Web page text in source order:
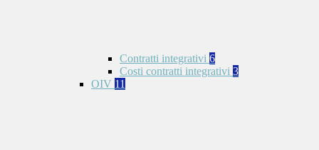
Contratti integrativi 6
Costi contratti integrativi 3
OIV 11